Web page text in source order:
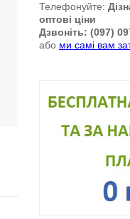
Телефонуйте:
оптові ціни
Дзвоніть: (097)
або ми самі вам